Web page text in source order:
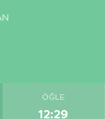
ÖĞLE
12:29